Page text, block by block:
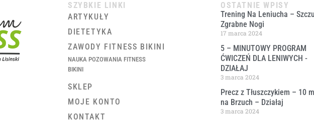
SZYBKIE LINKI
ARTYKUŁY
DIETETYKA
ZAWODY FITNESS BIKINI
NAUKA POZOWANIA FITNESS
BIKINI
SKLEP
MOJE KONTO
KONTAKT
OSTATNIE WPISY
Trening Na Leniucha –
Zgrabne Nogi
17 marca 2024
5 – MINUTOWY PROGRAM
ĆWICZEŃ DLA LENIWYCH ​-
DZIAŁAJ
3 marca 2024
Precz z Tłuszczykiem – 10
na Brzuch – Działaj
3 marca 2024